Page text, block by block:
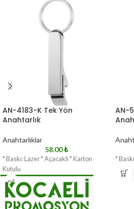
AN-4183-K Tek Yön
Anahtarlık
Anahtarlıklar
58.00₺
* Baskı: Lazer * Açacaklı * Karton
Kutulu
AN-
*